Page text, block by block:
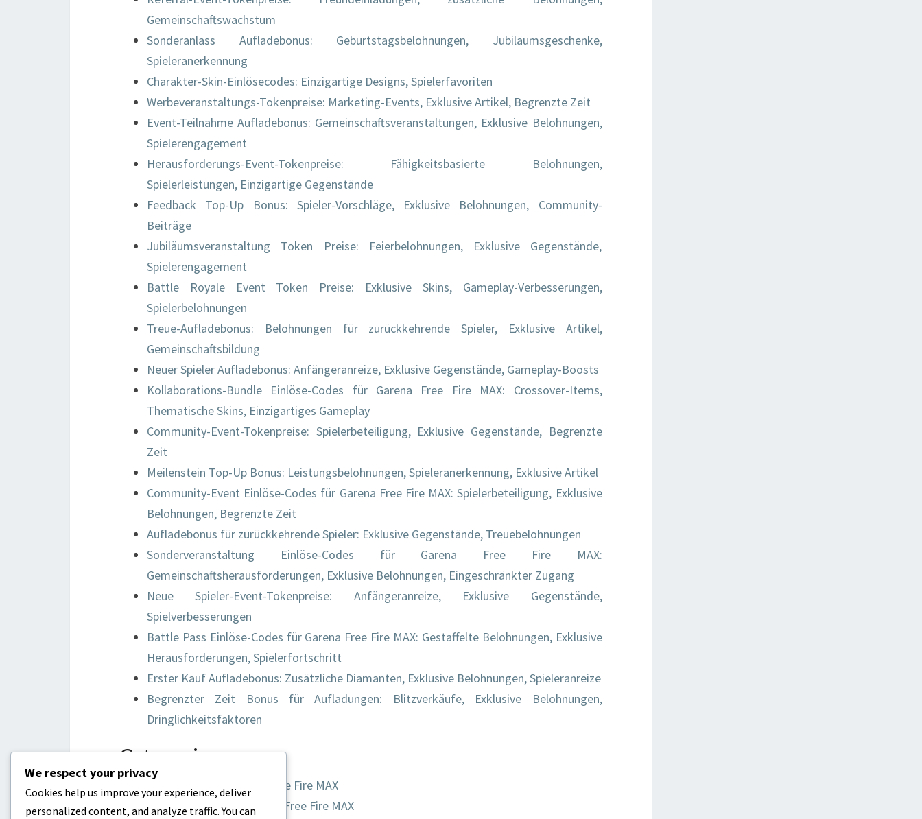
Gemeinschaftswachstum
Sonderanlass Aufladebonus: Geburtstagsbelohnungen, Jubiläumsgeschenke,
Spieleranerkennung
Charakter-Skin-Einlösecodes: Einzigartige Designs, Spielerfavoriten
Werbeveranstaltungs-Tokenpreise: Marketing-Events, Exklusive Artikel, Begrenzte Zeit
Event-Teilnahme Aufladebonus: Gemeinschaftsveranstaltungen, Exklusive Belohnungen,
Spielerengagement
Herausforderungs-Event-Tokenpreise: Fähigkeitsbasierte Belohnungen,
Spielerleistungen, Einzigartige Gegenstände
Feedback Top-Up Bonus: Spieler-Vorschläge, Exklusive Belohnungen, Community-
Beiträge
Jubiläumsveranstaltung Token Preise: Feierbelohnungen, Exklusive Gegenstände,
Spielerengagement
Battle Royale Event Token Preise: Exklusive Skins, Gameplay-Verbesserungen,
Spielerbelohnungen
Treue-Aufladebonus: Belohnungen für zurückkehrende Spieler, Exklusive Artikel,
Gemeinschaftsbildung
Neuer Spieler Aufladebonus: Anfängeranreize, Exklusive Gegenstände, Gameplay-Boosts
Kollaborations-Bundle Einlöse-Codes für Garena Free Fire MAX: Crossover-Items,
Thematische Skins, Einzigartiges Gameplay
Community-Event-Tokenpreise: Spielerbeteiligung, Exklusive Gegenstände, Begrenzte
Zeit
Meilenstein Top-Up Bonus: Leistungsbelohnungen, Spieleranerkennung, Exklusive Artikel
Community-Event Einlöse-Codes für Garena Free Fire MAX: Spielerbeteiligung, Exklusive
Belohnungen, Begrenzte Zeit
Aufladebonus für zurückkehrende Spieler: Exklusive Gegenstände, Treuebelohnungen
Sonderveranstaltung Einlöse-Codes für Garena Free Fire MAX:
Gemeinschaftsherausforderungen, Exklusive Belohnungen, Eingeschränkter Zugang
Neue Spieler-Event-Tokenpreise: Anfängeranreize, Exklusive Gegenstände,
Spielverbesserungen
Battle Pass Einlöse-Codes für Garena Free Fire MAX: Gestaffelte Belohnungen, Exklusive
Herausforderungen, Spielerfortschritt
Erster Kauf Aufladebonus: Zusätzliche Diamanten, Exklusive Belohnungen, Spieleranreize
Begrenzter Zeit Bonus für Aufladungen: Blitzverkäufe, Exklusive Belohnungen,
Dringlichkeitsfaktoren
Categories
Aufladeboni für Garena Free Fire MAX
Codes einlösen für Garena Free Fire MAX
We respect your privacy
Cookies help us improve your experience, deliver
personalized content, and analyze traffic. You can